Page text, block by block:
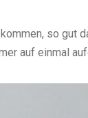
so gut
auf einmal